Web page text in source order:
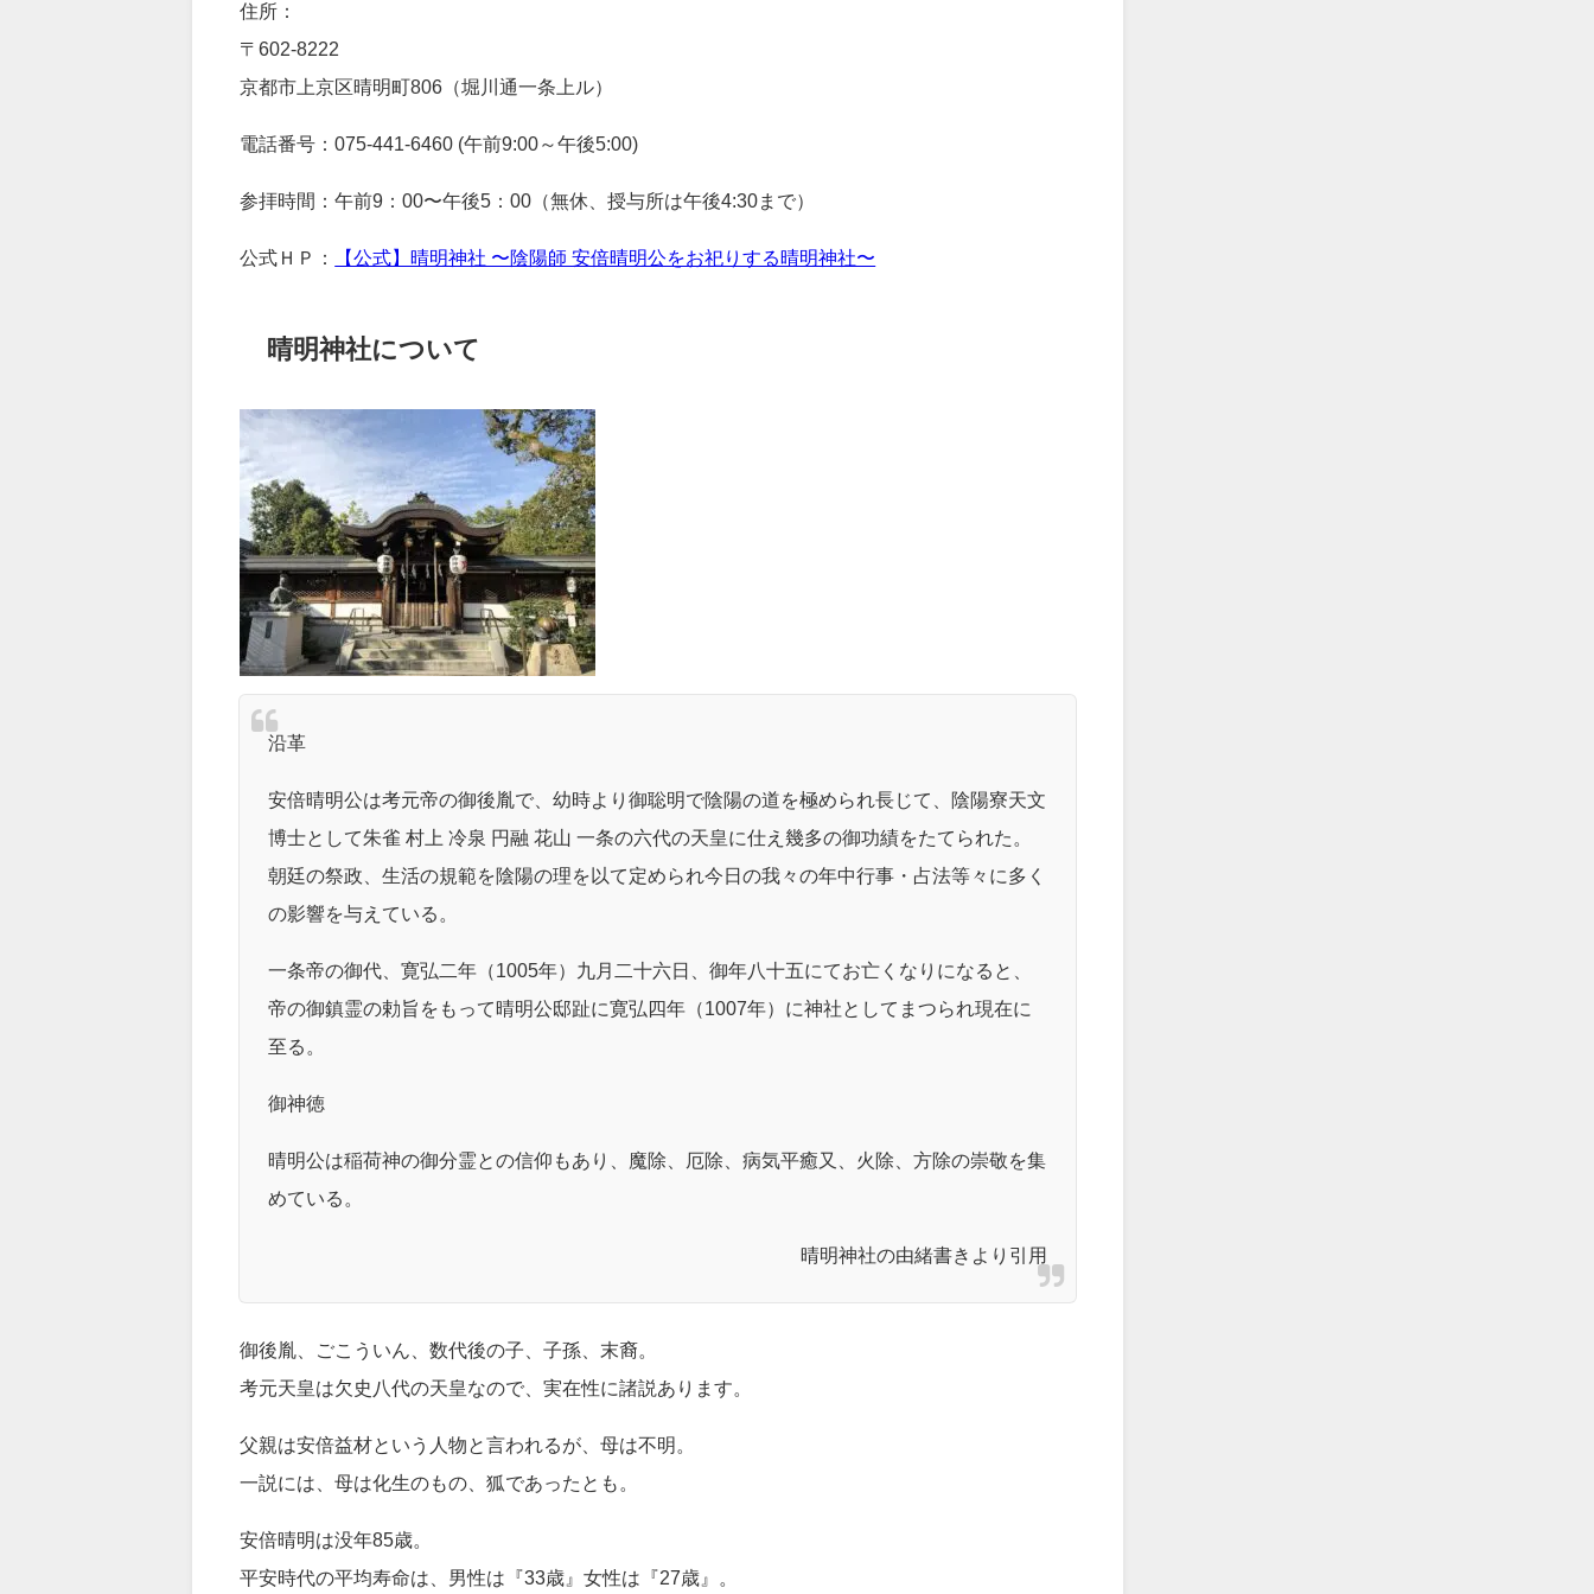
住所：
〒602-8222
京都市上京区晴明町806（堀川通一条上ル）
電話番号：075-441-6460 (午前9:00～午後5:00)
参拝時間：午前9：00〜午後5：00（無休、授与所は午後4:30まで）
公式ＨＰ： 【公式】晴明神社 〜陰陽師 安倍晴明公をお祀りする晴明神社〜
晴明神社について
沿革
安倍晴明公は考元帝の御後胤で、幼時より御聡明で陰陽の道を極められ長じて、陰陽寮天文
博士として朱雀 村上 冷泉 円融 花山 一条の六代の天皇に仕え幾多の御功績をたてられた。
朝廷の祭政、生活の規範を陰陽の理を以て定められ今日の我々の年中行事・占法等々に多く
の影響を与えている。
一条帝の御代、寛弘二年（1005年）九月二十六日、御年八十五にてお亡くなりになると、
帝の御鎮霊の勅旨をもって晴明公邸趾に寛弘四年（1007年）に神社としてまつられ現在に
至る。
御神徳
晴明公は稲荷神の御分霊との信仰もあり、魔除、厄除、病気平癒又、火除、方除の崇敬を集
めている。
晴明神社の由緒書きより引用
御後胤、ごこういん、数代後の子、子孫、末裔。
考元天皇は欠史八代の天皇なので、実在性に諸説あります。
父親は安倍益材という人物と言われるが、母は不明。
一説には、母は化生のもの、狐であったとも。
安倍晴明は没年85歳。
平安時代の平均寿命は、男性は『33歳』女性は『27歳』。